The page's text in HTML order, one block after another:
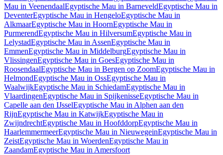
Mau in VeenendaalEgyptische Mau in BarneveldEgyptische Mau in
DeventerEgyptische Mau in HengeloEgyptische Mau in
AlkmaarEgyptische Mau in HoornEgyptische Mau in
PurmerendEgyptische Mau in HilversumEgyptische Mau in
LelystadEgyptische Mau in AssenEgyptische Mau in
EmmenEgyptische Mau in MiddelburgEgyptische Mau in
VlissingenEgyptische Mau in GoesEgyptische Mau in
RoosendaalEgyptische Mau in Bergen op ZoomEgyptische Mau in
HelmondEgyptische Mau in OssEgyptische Mau in
WaalwijkEgyptische Mau in SchiedamEgyptische Mau in
VlaardingenEgyptische Mau in SpijkenisseEgyptische Mau in
Capelle aan den IJsselEgyptische Mau in Alphen aan den
RijnEgyptische Mau in KatwijkEgyptische Mau in
ZwijndrechtEgyptische Mau in HoofddorpEgyptische Mau in
HaarlemmermeerEgyptische Mau in NieuwegeinEgyptische Mau in
ZeistEgyptische Mau in WoerdenEgyptische Mau in
ZaandamEgyptische Mau in Amersfoort